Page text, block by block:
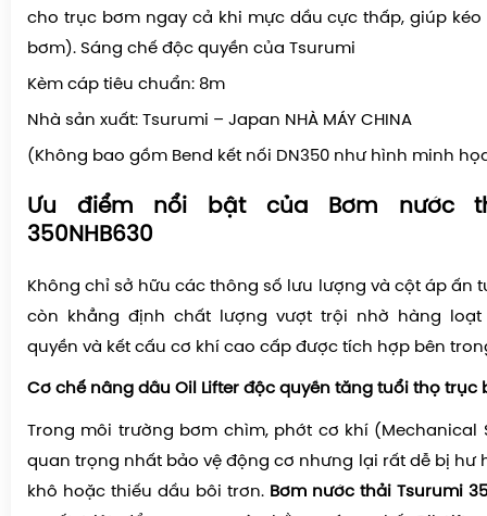
cho trục bơm ngay cả khi mực dầu cực thấp, giúp
bơm). Sáng chế độc quyền của Tsurumi
Kèm cáp tiêu chuẩn: 8m
Nhà sản xuất: Tsurumi – Japan NHÀ MÁY CHINA
(Không bao gồm Bend kết nối DN350 như hình minh
Ưu điểm nổi bật của Bơm nước
350NHB630
Không chỉ sở hữu các thông số lưu lượng và cột áp ấn
còn khẳng định chất lượng vượt trội nhờ hàng
quyền và kết cấu cơ khí cao cấp được tích hợp bên
Cơ chế nâng dầu Oil Lifter độc quyền tăng tuổi thọ trục
Trong môi trường bơm chìm, phớt cơ khí (Mechanical
quan trọng nhất bảo vệ động cơ nhưng lại rất dễ bị hư
khô hoặc thiếu dầu bôi trơn. Bơm nước thải Tsurumi